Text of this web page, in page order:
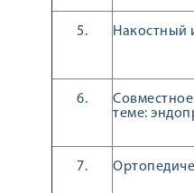
5. Накостный
6.
теме:
7.